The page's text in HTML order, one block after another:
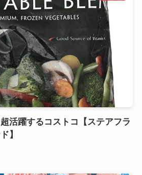
活躍するコストコ【ステアフラ
】